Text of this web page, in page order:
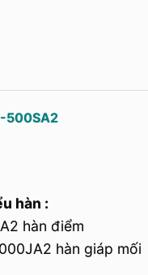
500SA2
hàn :
hàn điểm
hàn giáp mối